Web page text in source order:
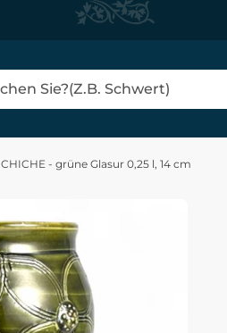
CHICHE - grüne Glasur 0,25 l, 14 cm